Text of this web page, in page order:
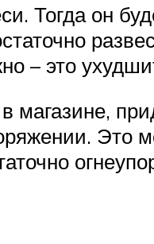
Тогда он
– это
Это